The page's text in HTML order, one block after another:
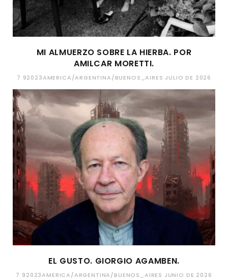
MI ALMUERZO SOBRE LA HIERBA. POR
AMILCAR MORETTI.
7 92023AMERICA/ARGENTINA/BUENOS_AIRES JULIO DE 2026
EL GUSTO. GIORGIO AGAMBEN.
7 92023AMERICA/ARGENTINA/BUENOS_AIRES JUNIO DE 2026